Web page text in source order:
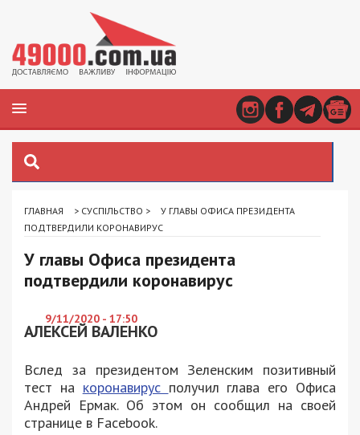
ГЛАВНАЯ > СУСПІЛЬСТВО >
У ГЛАВЫ ОФИСА ПРЕЗИДЕНТА
ПОДТВЕРДИЛИ КОРОНАВИРУС
У главы Офиса президента
подтвердили коронавирус
9/11/2020 - 17:50
АЛЕКСЕЙ ВАЛЕНКО
Вслед за президентом Зеленским позитивный
тест на коронавирус получил глава его Офиса
Андрей Ермак. Об этом он сообщил на своей
странице в Facebook.